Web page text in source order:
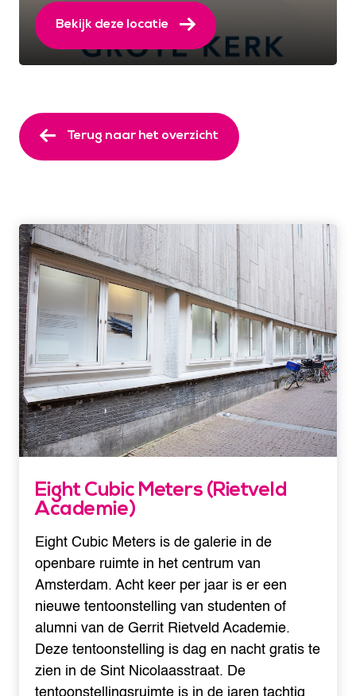
Bekijk deze locatie
Terug naar het overzicht
Eight Cubic Meters (Rietveld
Academie)
Eight Cubic Meters is de galerie in de
openbare ruimte in het centrum van
Amsterdam. Acht keer per jaar is er een
nieuwe tentoonstelling van studenten of
alumni van de Gerrit Rietveld Academie.
Deze tentoonstelling is dag en nacht gratis te
zien in de Sint Nicolaasstraat. De